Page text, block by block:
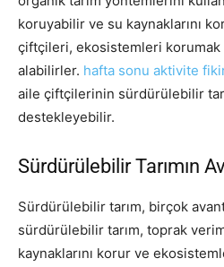
koruyabilir ve su kaynaklarını
çiftçileri, ekosistemleri
alabilirler. hafta sonu aktivite
aile çiftçilerinin sürdürülebilir
destekleyebilir.
Sürdürülebilir Tarımın
Sürdürülebilir tarım, birçok
sürdürülebilir tarım, toprak
kaynaklarını korur ve